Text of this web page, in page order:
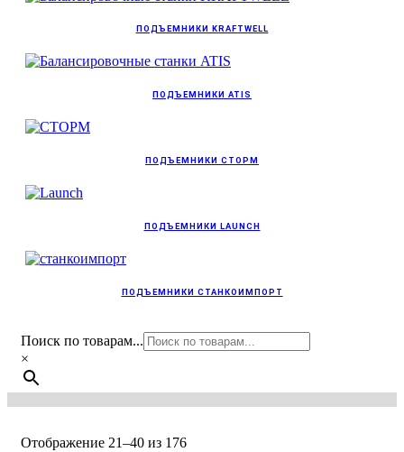
ПОДЪЕМНИКИ KRAFTWELL
ПОДЪЕМНИКИ ATIS
ПОДЪЕМНИКИ СТОРМ
ПОДЪЕМНИКИ LAUNCH
ПОДЪЕМНИКИ СТАНКОИМПОРТ
Поиск по товарам...
×
Отображение 21–40 из 176Цены: